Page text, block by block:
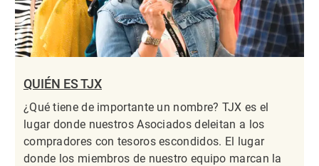
QUIÉN ES TJX
¿Qué tiene de importante un nombre? TJX es el
lugar donde nuestros Asociados deleitan a los
compradores con tesoros escondidos. El lugar
donde los miembros de nuestro equipo marcan la